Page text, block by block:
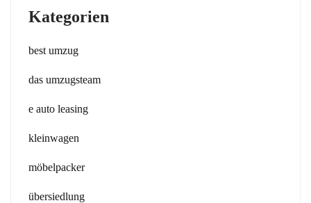
Kategorien
best umzug
das umzugsteam
e auto leasing
kleinwagen
möbelpacker
übersiedlung